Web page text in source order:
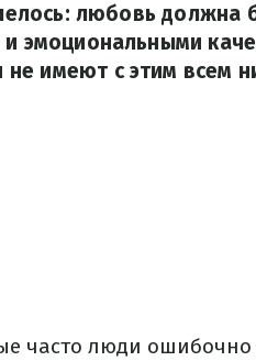
любовь должна
эмоциональными
имеют с этим всем
часто люди